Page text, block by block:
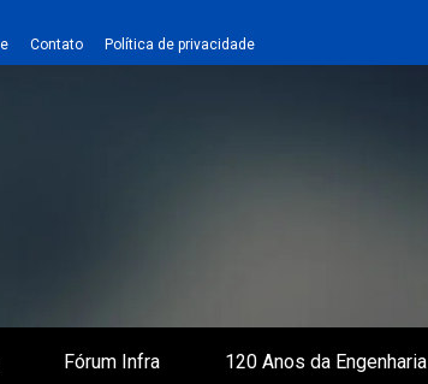
Contato Política de privacidade
Fórum Infra 120 Anos da Engenharia